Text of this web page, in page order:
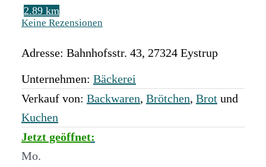
2.89 km
Keine Rezensionen
Adresse: Bahnhofsstr. 43, 27324 Eystrup
Unternehmen: Bäckerei
Verkauf von: Backwaren, Brötchen, Brot und
Kuchen
Jetzt geöffnet:
Mo.